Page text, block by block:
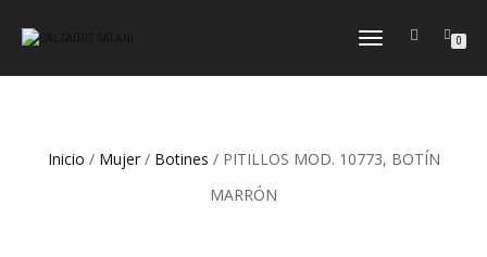
CAMBIAR
0
Inicio / Mujer/ Botines / PITILLOS MOD. 10773, BOTÍN
MARRÓN